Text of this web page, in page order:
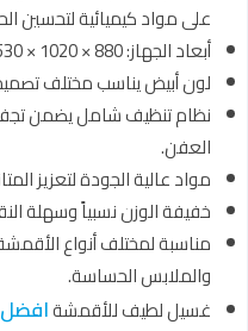
على مواد كيميائية لتحسين
أبعاد الجهاز: 880 × 1020 × 530 مم.
لون أبيض يناسب مختلف
نظام تنظيف شامل يضمن
العفن.
مواد عالية الجودة لتعزيز
خفيفة الوزن نسبياً وسهلة
مناسبة لمختلف أنواع
والملابس الحساسة.
غسيل لطيف للأقمشة